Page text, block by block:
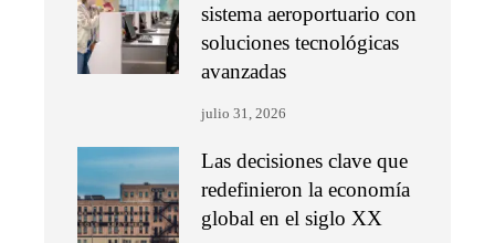
sistema aeroportuario con
soluciones tecnológicas
avanzadas
julio 31, 2026
Las decisiones clave que
redefinieron la economía
global en el siglo XX